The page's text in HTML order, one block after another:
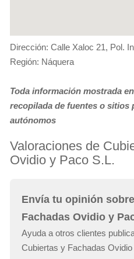
Dirección: Calle Xaloc 21, Pol.
Región: Náquera
Toda información mostrada
recopilada de fuentes o sitios
autónomos
Valoraciones de
Ovidio y Paco S.L.
Envía tu opinión
Fachadas Ovidio y
Ayuda a otros clientes
Cubiertas y Fachadas